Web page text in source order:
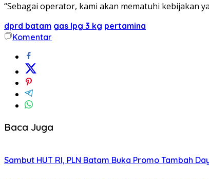
“Sebagai operator, kami akan mematuhi kebijakan
dprd batam gas lpg 3 kg pertamina
Komentar
Baca Juga
Sambut HUT RI, PLN Batam Buka Promo Tambah